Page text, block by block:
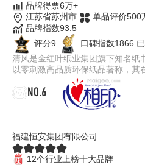
品牌得票6万+
江苏省苏州市
单品评价500
品牌指数93.5
评分9
口碑指数1866
清风是金红叶纸业集团旗下知名纸
以零刺激高品质环保纸品著称，其
NO.6
福建恒安集团有限公司
12个行业上榜十大品牌